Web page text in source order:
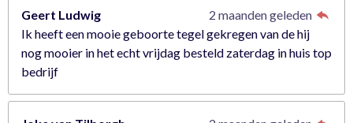
Geert Ludwig
2 maanden geleden
Ik heeft een mooie geboorte tegel gekregen van de hij
nog mooier in het echt vrijdag besteld zaterdag in huis top
bedrijf